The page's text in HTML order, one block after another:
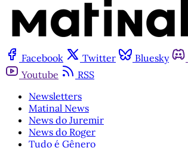
Facebook Twitter Bluesky
Youtube
RSS
Newsletters
Matinal News
News do Juremir
News do Roger
Tudo é Gênero